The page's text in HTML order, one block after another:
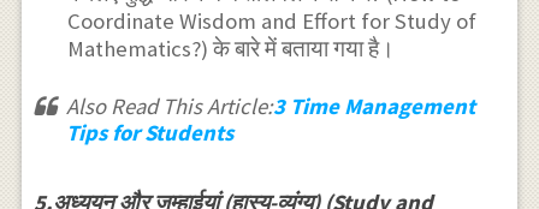
Coordinate Wisdom and Effort for Study of
Mathematics?) के बारे में बताया गया है।
Also Read This Article:3 Time Management
Tips for Students
5.अध्ययन और जम्हाईयां (हास्य-व्यंग्य) (Study and